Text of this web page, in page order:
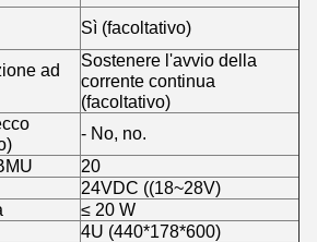
Sì (facoltativo)
ad
Sostenere l'avvio della
corrente continua
(facoltativo)
- No, no.
20
24VDC ((18~28V)
≤ 20 W
4U (440*178*600)